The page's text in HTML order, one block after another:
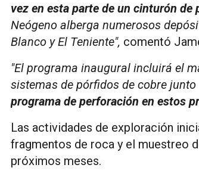
vez en esta parte de un cinturón
Neógeno alberga numerosos
Blanco y El Teniente", comentó
"El programa inaugural incluirá el
sistemas de pórfidos de cobre
programa de perforación en estos
Las actividades de exploración
fragmentos de roca y el muestreo
próximos meses.